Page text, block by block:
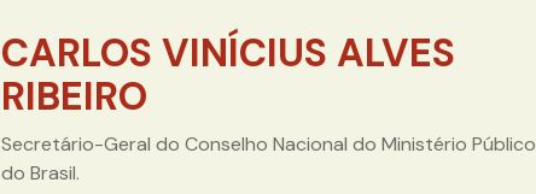
CARLOS VINÍCIUS ALVES
RIBEIRO
Secretário-Geral do Conselho Nacional do Ministério Público
do Brasil.